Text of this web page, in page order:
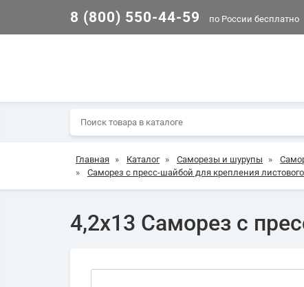
8 (800) 550-44-59 по России бесплатно
Главная » Каталог » Саморезы и шурупы »
»
Саморез с пресc-шайбой для крепления
4,2х13 Саморез с